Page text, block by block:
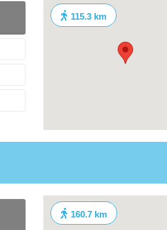
115.3 km
160.7 km